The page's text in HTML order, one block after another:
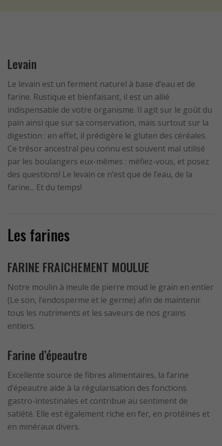
Levain
Le levain est un ferment naturel à base d’eau et de
farine. Rustique et bienfaisant, il est un allié
indispensable de votre organisme. Il agit sur le goût du
pain ainsi que sur sa conservation, mais surtout sur la
digestion : en effet, il prédigère le gluten des céréales.
Ce trésor ancestral peu connu est souvent mal utilisé
par les boulangers eux-mêmes : méfiez-vous, et posez
des questions! Le levain ce n’est que de l’eau, de la
farine... Et du temps!
Les farines
FARINE FRAICHEMENT MOULUE
Notre moulin à meule de pierre moud le grain en entier
(Le son, l’endosperme et le germe) afin de maintenir
tous les nutriments et les saveurs de nos grains
entiers.
Farine d’épeautre
Excellente source de fibres alimentaires, la farine
d’épeautre aide à la régularisation des fonctions
gastro-intestinales et contribue au sentiment de
satiété. Elle est également riche en fer, en protéines et
en minéraux divers.